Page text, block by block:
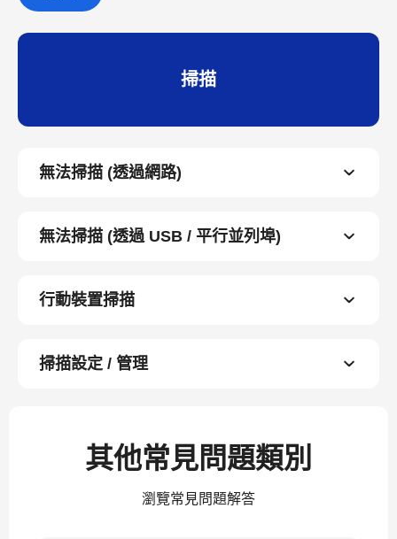
掃描
無法掃描 (透過網路)
無法掃描 (透過 USB / 平行並列埠)
行動裝置掃描
掃描設定 / 管理
其他常見問題類別
瀏覽常見問題解答